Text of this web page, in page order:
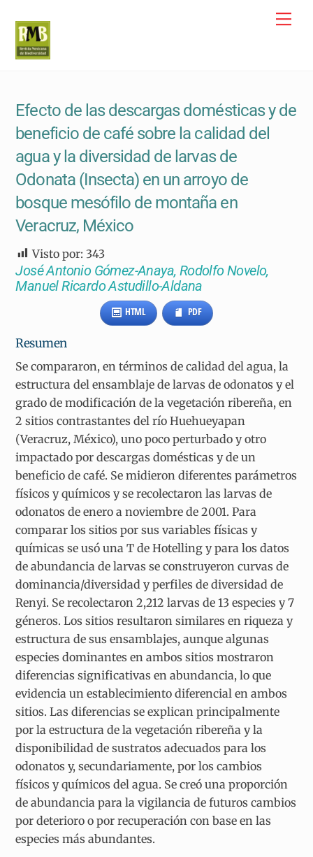
content
Efecto de las descargas domésticas y de
beneficio de café sobre la calidad del
agua y la diversidad de larvas de
Odonata (Insecta) en un arroyo de
bosque mesófilo de montaña en
Veracruz, México
Visto por: 343
José Antonio Gómez-Anaya, Rodolfo Novelo,
Manuel Ricardo Astudillo-Aldana
HTML PDF
Resumen
Se compararon, en términos de calidad del agua, la
estructura del ensamblaje de larvas de odonatos y el
grado de modificación de la vegetación ribereña, en
2 sitios contrastantes del río Huehueyapan
(Veracruz, México), uno poco perturbado y otro
impactado por descargas domésticas y de un
beneficio de café. Se midieron diferentes parámetros
físicos y químicos y se recolectaron las larvas de
odonatos de enero a noviembre de 2001. Para
comparar los sitios por sus variables físicas y
químicas se usó una T de Hotelling y para los datos
de abundancia de larvas se construyeron curvas de
dominancia/diversidad y perfiles de diversidad de
Renyi. Se recolectaron 2,212 larvas de 13 especies y 7
géneros. Los sitios resultaron similares en riqueza y
estructura de sus ensamblajes, aunque algunas
especies dominantes en ambos sitios mostraron
diferencias significativas en abundancia, lo que
evidencia un establecimiento diferencial en ambos
sitios. Las diferencias se explican principalmente
por la estructura de la vegetación ribereña y la
disponibilidad de sustratos adecuados para los
odonatos y, secundariamente, por los cambios
físicos y químicos del agua. Se creó una proporción
de abundancia para la vigilancia de futuros cambios
por deterioro o por recuperación con base en las
especies más abundantes.